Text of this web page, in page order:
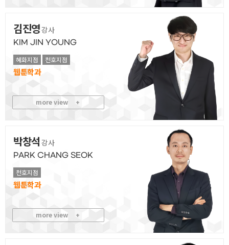
김진영강사
KIM JIN YOUNG
혜화지점
천호지점
웹툰
more view +
박창석 강사
PARK CHANG SEOK
천호지점
웹툰
more view +